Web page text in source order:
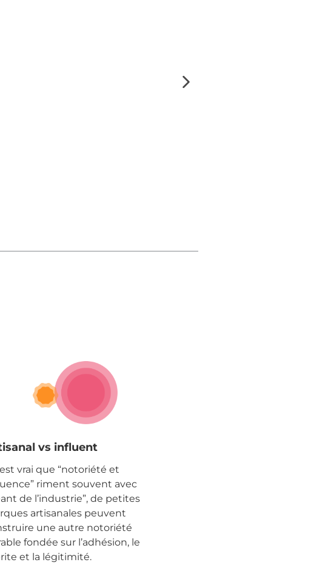
vs influent
est vrai que “notoriété et
riment souvent avec
de l’industrie”, de petites
artisanales peuvent
une autre notoriété
fondée sur l’adhésion, le
et la légitimité.